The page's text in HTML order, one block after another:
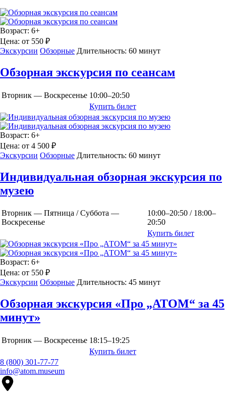
Возраст: 6+
Цена: от 550 ₽
Экскурсии Обзорные Длительность: 60 минут
Обзорная экскурсия по сеансам
Вторник — Воскресенье 10:00–20:50
Купить билет
Возраст: 6+
Цена: от 4 500 ₽
Экскурсии Обзорные Длительность: 60 минут
Индивидуальная обзорная экскурсия по
музею
Вторник — Пятница / Суббота —
Воскресенье
10:00–20:50 / 18:00–
20:50
Купить билет
Возраст: 6+
Цена: от 550 ₽
Экскурсии Обзорные Длительность: 45 минут
Обзорная экскурсия «Про „АТОМ“ за 45
минут»
Вторник — Воскресенье 18:15–19:25
Купить билет
8 (800) 301-77-77
info@atom.museum